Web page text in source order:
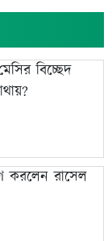
বিচ্ছেদ
করলেন রাসেল